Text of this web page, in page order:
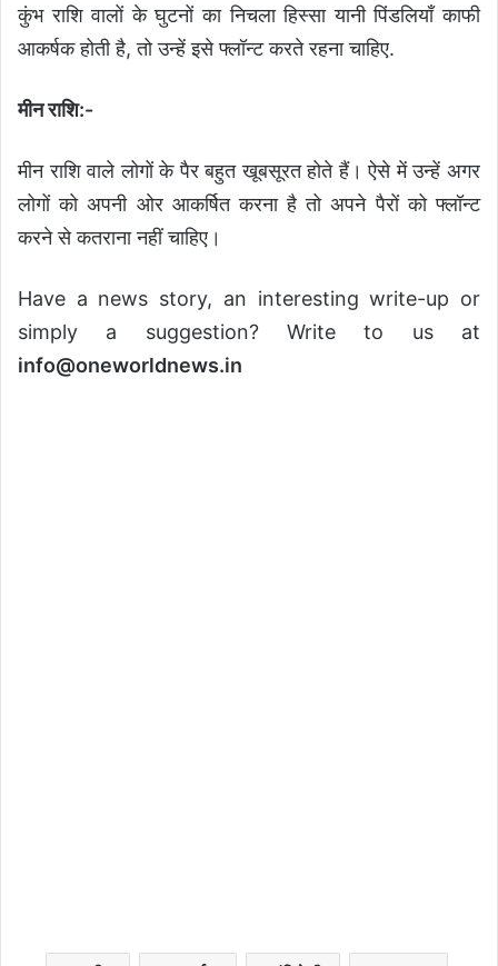
कुंभ राशि वालों के घुटनों का निचला हिस्सा यानी पिंडलियाँ काफी
आकर्षक होती है, तो उन्हें इसे फ्लॉन्ट करते रहना चाहिए.
मीन राशि:-
मीन राशि वाले लोगों के पैर बहुत खूबसूरत होते हैं। ऐसे में उन्हें अगर
लोगों को अपनी ओर आकर्षित करना है तो अपने पैरों को फ्लॉन्ट
करने से कतराना नहीं चाहिए।
Have a news story, an interesting write-up or
simply a suggestion? Write to us at
info@oneworldnews.in